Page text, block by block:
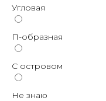
Угловая
П-образная
С островом
Не знаю